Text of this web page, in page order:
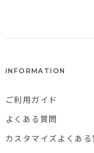
INFORMATION
ご利用ガイド
よくある質問
カスタマイズよくある